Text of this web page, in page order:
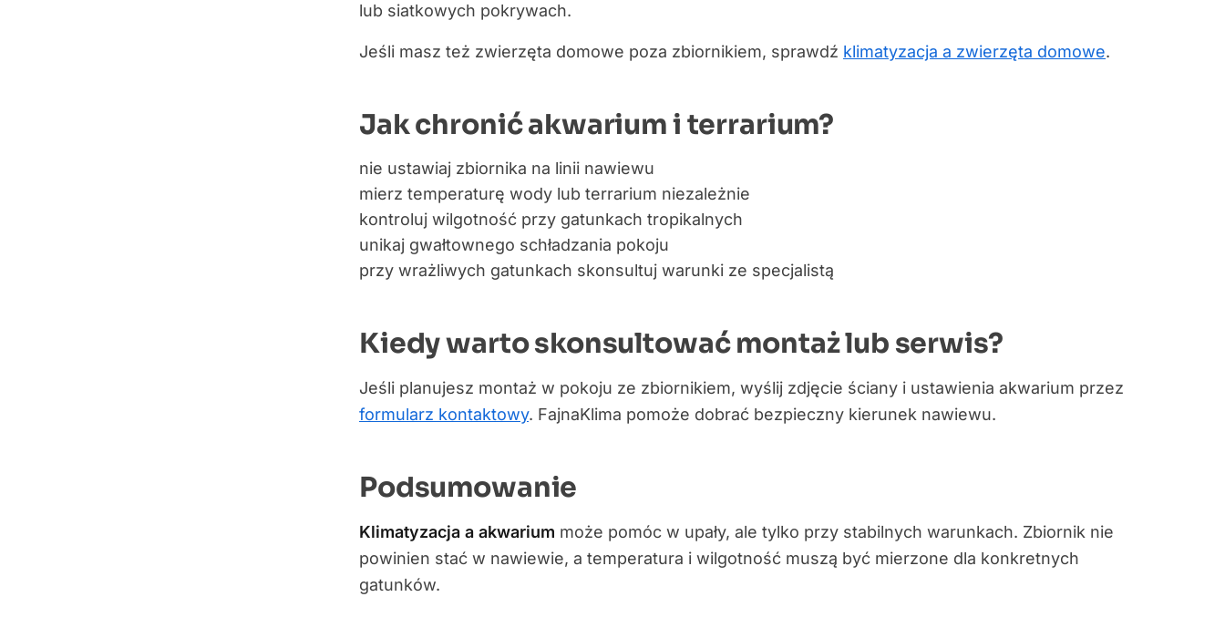
lub siatkowych pokrywach.
Jeśli masz też zwierzęta domowe poza zbiornikiem, sprawdź klimatyzacja a zwierzęta domowe.
Jak chronić akwarium i terrarium?
nie ustawiaj zbiornika na linii nawiewu
mierz temperaturę wody lub terrarium niezależnie
kontroluj wilgotność przy gatunkach tropikalnych
unikaj gwałtownego schładzania pokoju
przy wrażliwych gatunkach skonsultuj warunki ze specjalistą
Kiedy warto skonsultować montaż lub serwis?
Jeśli planujesz montaż w pokoju ze zbiornikiem, wyślij zdjęcie ściany i ustawienia akwarium przez
formularz kontaktowy. FajnaKlima pomoże dobrać bezpieczny kierunek nawiewu.
Podsumowanie
Klimatyzacja a akwarium może pomóc w upały, ale tylko przy stabilnych warunkach. Zbiornik nie
powinien stać w nawiewie, a temperatura i wilgotność muszą być mierzone dla konkretnych
gatunków.